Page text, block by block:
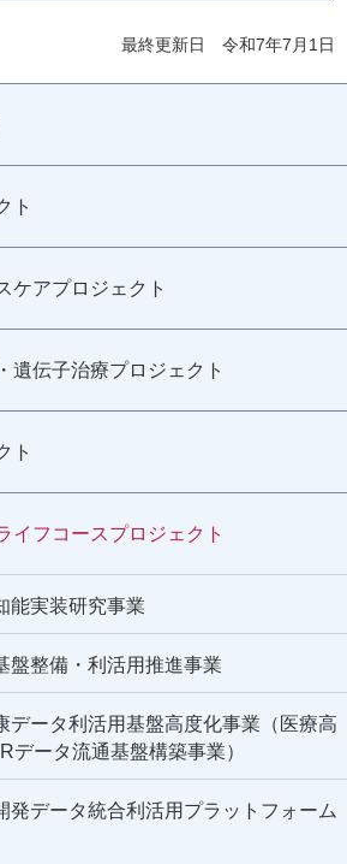
最終更新日 令和7年7月1日
ト
ケアプロジェクト
遺伝子治療プロジェクト
ト
イフコースプロジェクト
能実装研究事業
盤整備・利活用推進事業
データ利活用基盤高度化事業（医療高
データ流通基盤構築事業）
発データ統合利活用プラットフォーム